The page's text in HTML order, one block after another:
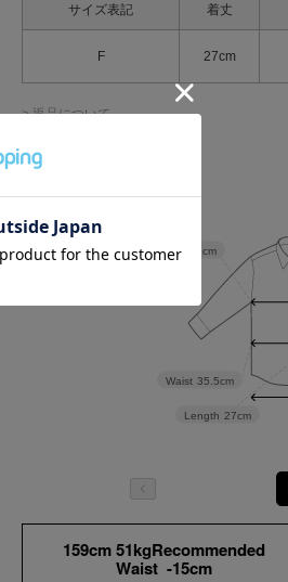
サイズ表記 着丈
F 27cm
> 返品について
Length 27cm
Waist 35.5cm
Width 39cm
159cm 51kgRecommended
Waist -15cm